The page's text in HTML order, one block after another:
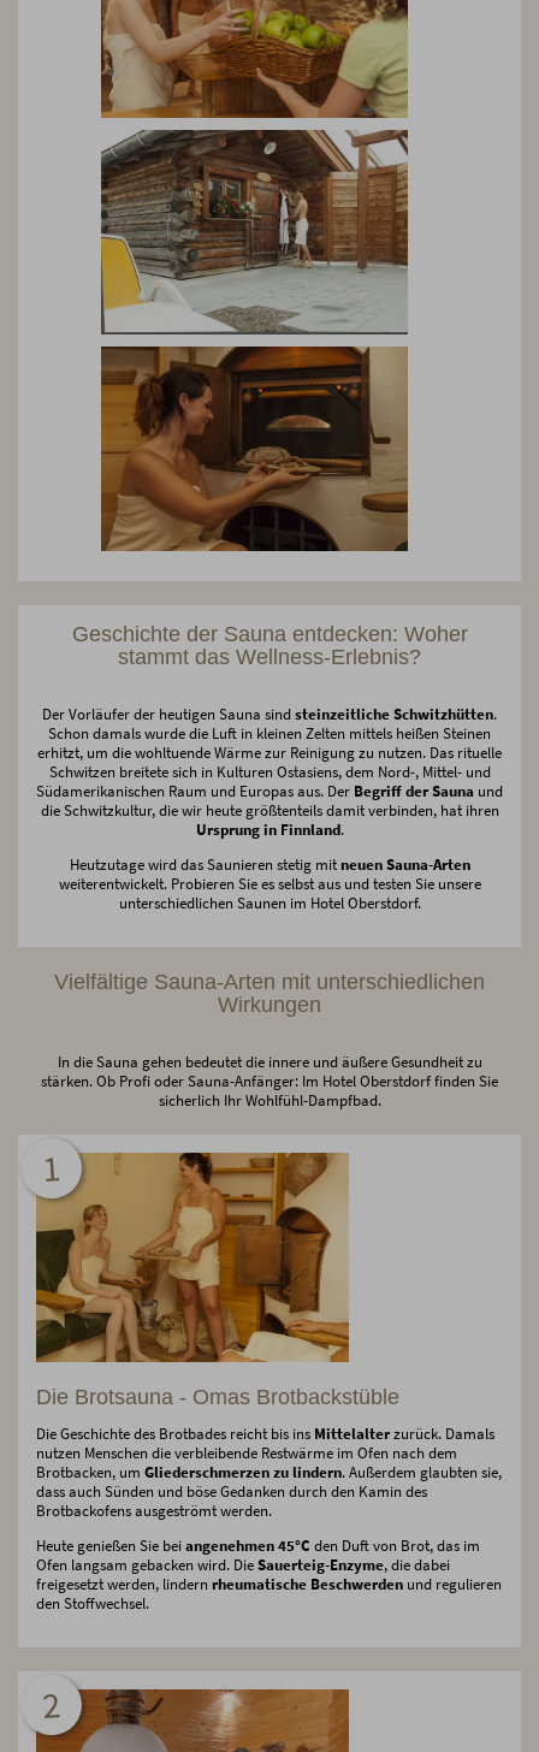
Geschichte der Sauna entdecken: Woher
stammt das Wellness-Erlebnis?
Der Vorläufer der heutigen Sauna sindsteinzeitliche Schwitzhütten.
Schon damals wurde die Luft in kleinen Zelten mittels heißen Steinen
erhitzt, um die wohltuende Wärme zur Reinigung zu nutzen. Das rituelle
Schwitzen breitete sich in Kulturen Ostasiens, dem Nord-, Mittel- und
Südamerikanischen Raum und Europas aus. Der Begriff der Sauna und
die Schwitzkultur, die wir heute größtenteils damit verbinden, hat ihren
Ursprung in Finnland.
Heutzutage wird das Saunieren stetig mitneuen Sauna-Arten
weiterentwickelt. Probieren Sie es selbst aus und testen Sie unsere
unterschiedlichen Saunen im Hotel Oberstdorf.
Vielfältige Sauna-Arten mit unterschiedlichen
Wirkungen
In die Sauna gehen bedeutet die innere und äußere Gesundheit zu
stärken. Ob Profi oder Sauna-Anfänger: Im Hotel Oberstdorf finden Sie
sicherlich Ihr Wohlfühl-Dampfbad.
1
Die Brotsauna - Omas Brotbackstüble
Die Geschichte des Brotbades reicht bis ins Mittelalterzurück. Damals
nutzen Menschen die verbleibende Restwärme im Ofen nach dem
Brotbacken, um Gliederschmerzen zu lindern. Außerdem glaubten sie,
dass auch Sünden und böse Gedanken durch den Kamin des
Brotbackofens ausgeströmt werden.
Heute genießen Sie beiangenehmen 45°C den Duft von Brot, das im
Ofen langsam gebacken wird. DieSauerteig-Enzyme, die dabei
freigesetzt werden, lindern rheumatische Beschwerden und regulieren
den Stoffwechsel.
2